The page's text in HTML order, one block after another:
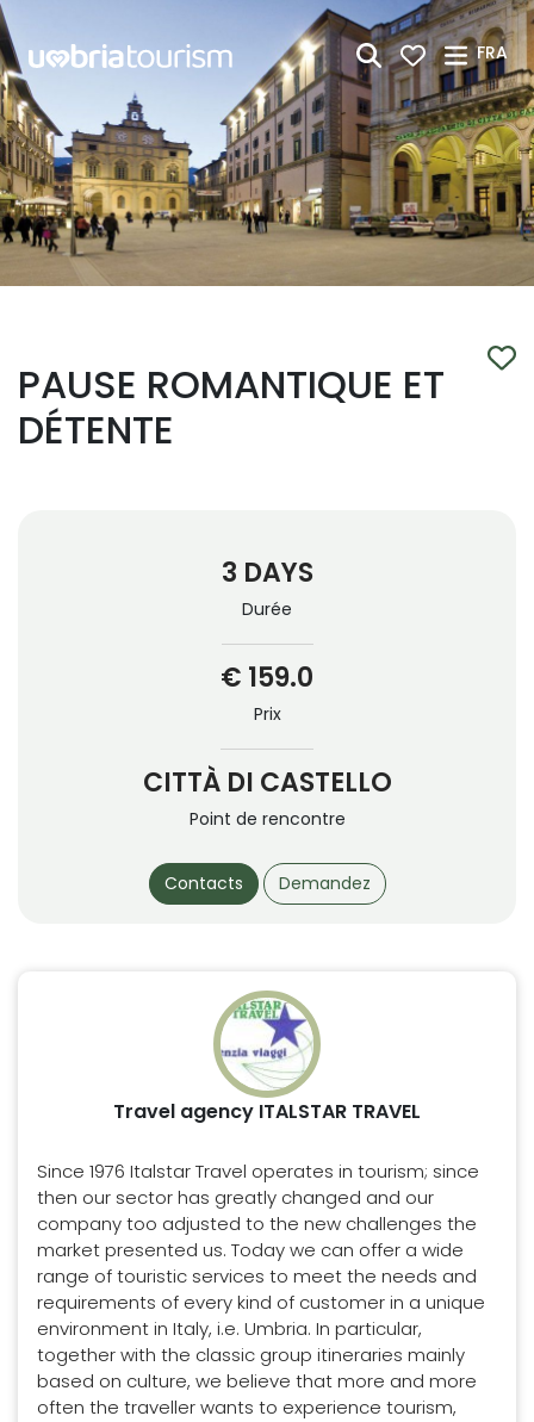
FRA
PAUSE ROMANTIQUE ET
DÉTENTE
3 DAYS
Durée
€ 159.0
Prix
CITTÀ DI CASTELLO
Point de rencontre
Contacts Demandez
Travel agency ITALSTAR TRAVEL
Since 1976 Italstar Travel operates in tourism; since
then our sector has greatly changed and our
company too adjusted to the new challenges the
market presented us. Today we can offer a wide
range of touristic services to meet the needs and
requirements of every kind of customer in a unique
environment in Italy, i.e. Umbria. In particular,
together with the classic group itineraries mainly
based on culture, we believe that more and more
often the traveller wants to experience tourism,